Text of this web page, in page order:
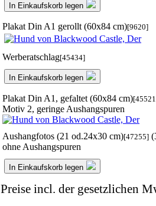
In Einkaufskorb legen
Plakat Din A1 gerollt (60x84 cm)[9620]
Werberatschlag[45434]
In Einkaufskorb legen
Plakat Din A1, gefaltet (60x84 cm)
Motiv 2, geringe Aushangspuren
Aushangfotos (21 od.24x30 cm)[47255]
ohne Aushangspuren
In Einkaufskorb legen
Preise incl. der gesetzlichen